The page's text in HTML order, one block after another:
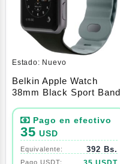
Estado: Nuevo
Belkin Apple Watch
38mm Black Sport Band
35 USD
392 Bs.